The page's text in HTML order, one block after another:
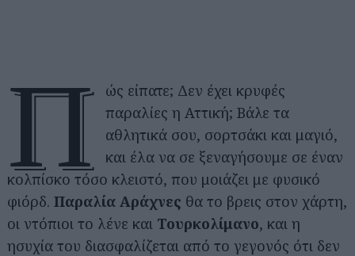
Π
ώς είπατε; Δεν έχει κρυφές
παραλίες η Αττική; Βάλε τα
αθλητικά σου, σορτσάκι και μαγιό,
και έλα να σε ξεναγήσουμε σε έναν
κολπίσκο τόσο κλειστό, που μοιάζει με φυσικό
φιόρδ. Παραλία Αράχνες θα το βρεις στον χάρτη,
οι ντόπιοι το λένε και Τουρκολίμανο, και η
ησυχία του διασφαλίζεται από το γεγονός ότι δεν